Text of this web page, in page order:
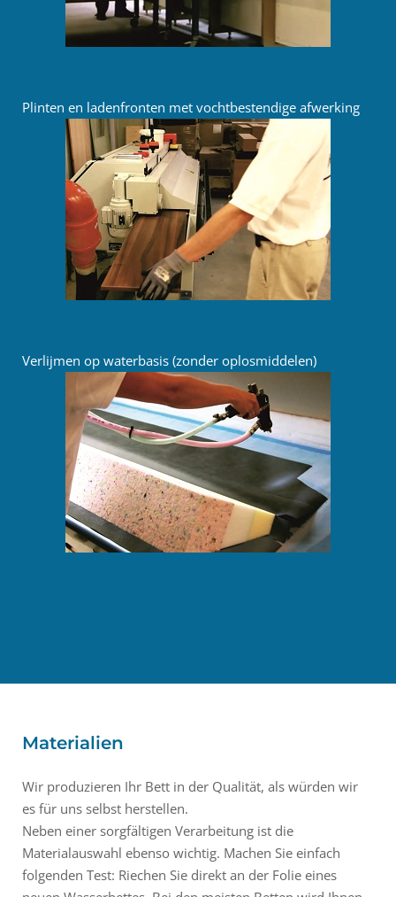
Plinten en ladenfronten met vochtbestendige afwerking
Verlijmen op waterbasis (zonder oplosmiddelen)
Materialien
Wir produzieren Ihr Bett in der Qualität, als würden wir
es für uns selbst herstellen.
Neben einer sorgfältigen Verarbeitung ist die
Materialauswahl ebenso wichtig. Machen Sie einfach
folgenden Test: Riechen Sie direkt an der Folie eines